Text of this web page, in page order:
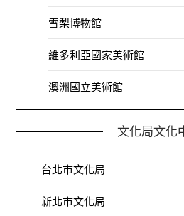
雪梨博物館
維多利亞國家美術館
澳洲國立美術館
文化局文化
台北市文化局
新北市文化局